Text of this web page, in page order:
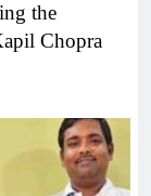
the
Chopra